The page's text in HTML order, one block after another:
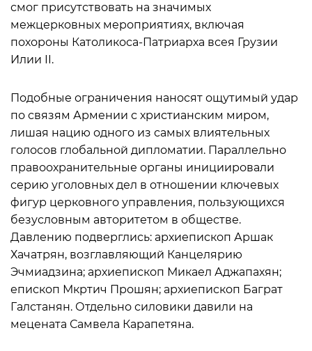
смог присутствовать на значимых
межцерковных мероприятиях, включая
похороны Католикоса-Патриарха всея Грузии
Илии II.
Подобные ограничения наносят ощутимый удар
по связям Армении с христианским миром,
лишая нацию одного из самых влиятельных
голосов глобальной дипломатии. Параллельно
правоохранительные органы инициировали
серию уголовных дел в отношении ключевых
фигур церковного управления, пользующихся
безусловным авторитетом в обществе.
Давлению подверглись: архиепископ Аршак
Хачатрян, возглавляющий Канцелярию
Эчмиадзина; архиепископ Микаел Аджапахян;
епископ Мкртич Прошян; архиепископ Баграт
Галстанян. Отдельно силовики давили на
мецената Самвела Карапетяна.